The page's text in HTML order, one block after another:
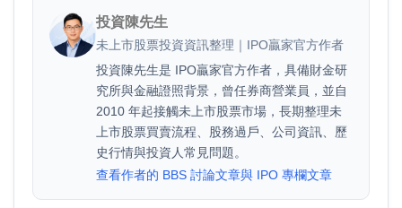
投資陳先生
未上市股票投資資訊整理｜IPO贏家官方作者
投資陳先生是 IPO贏家官方作者，具備財金研
究所與金融證照背景，曾任券商營業員，並自
2010 年起接觸未上市股票市場，長期整理未
上市股票買賣流程、股務過戶、公司資訊、歷
史行情與投資人常見問題。
查看作者的 BBS 討論文章與 IPO 專欄文章